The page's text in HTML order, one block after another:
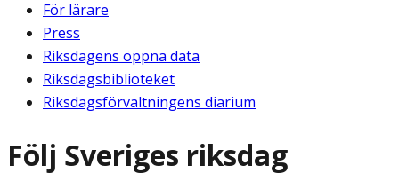
För lärare
Press
Riksdagens öppna data
Riksdagsbiblioteket
Riksdagsförvaltningens diarium
Följ Sveriges riksdag